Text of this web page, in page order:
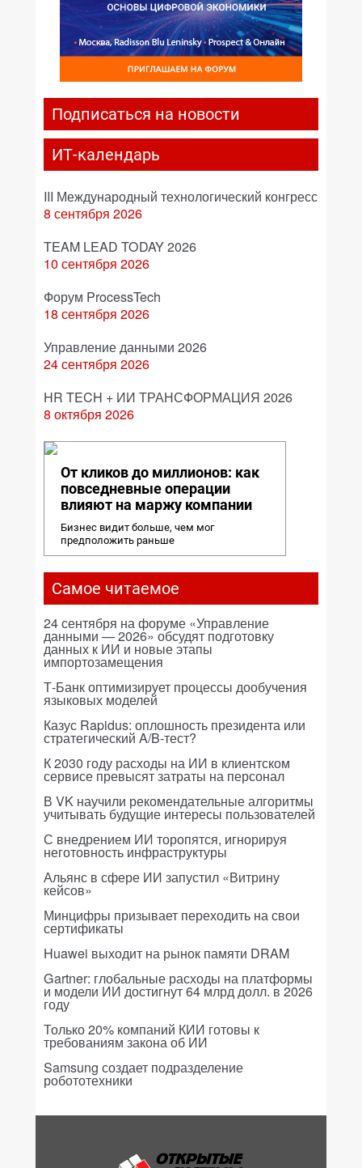
Подписаться на новости
ИТ-календарь
III Международный технологический конгресс
8 сентября 2026
TEAM LEAD TODAY 2026
10 сентября 2026
Форум ProcessTech
18 сентября 2026
Управление данными 2026
24 сентября 2026
HR TECH + ИИ ТРАНСФОРМАЦИЯ 2026
8 октября 2026
От кликов до миллионов: как
повседневные операции
влияют на маржу компании
Бизнес видит больше, чем мог
предположить раньше
Самое читаемое
24 сентября на форуме «Управление
данными — 2026» обсудят подготовку
данных к ИИ и новые этапы
импортозамещения
Т-Банк оптимизирует процессы дообучения
языковых моделей
Казус Rapidus: оплошность президента или
стратегический A/B-тест?
К 2030 году расходы на ИИ в клиентском
сервисе превысят затраты на персонал
В VK научили рекомендательные алгоритмы
учитывать будущие интересы пользователей
С внедрением ИИ торопятся, игнорируя
неготовность инфраструктуры
Альянс в сфере ИИ запустил «Витрину
кейсов»
Минцифры призывает переходить на свои
сертификаты
Huawei выходит на рынок памяти DRAM
Gartner: глобальные расходы на платформы
и модели ИИ достигнут 64 млрд долл. в 2026
году
Только 20% компаний КИИ готовы к
требованиям закона об ИИ
Samsung создает подразделение
робототехники